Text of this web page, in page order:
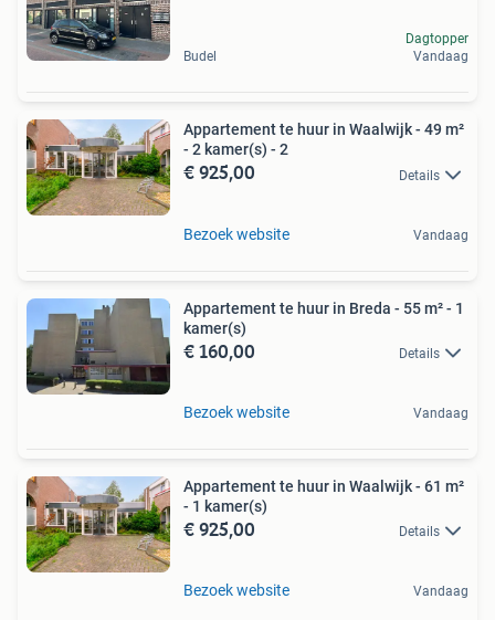
Budel
Dagtopper
Vandaag
Appartement te huur in Waalwijk - 49 m²
- 2 kamer(s) - 2
€ 925,00 Details
Bezoek website Vandaag
Appartement te huur in Breda - 55 m² - 1
kamer(s)
€ 160,00 Details
Bezoek website Vandaag
Appartement te huur in Waalwijk - 61 m²
- 1 kamer(s)
€ 925,00 Details
Bezoek website Vandaag